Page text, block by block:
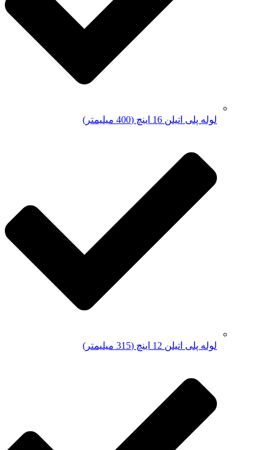
لوله پلی اتیلن 16 اینچ (400 میلیمتر)
لوله پلی اتیلن 12 اینچ (315 میلیمتر)